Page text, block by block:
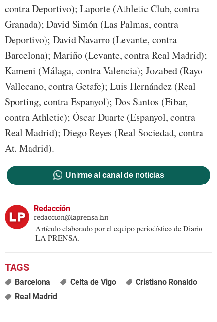
contra Deportivo); Laporte (Athletic Club, contra
Granada); David Simón (Las Palmas, contra
Deportivo); David Navarro (Levante, contra
Barcelona); Mariño (Levante, contra Real Madrid);
Kameni (Málaga, contra Valencia); Jozabed (Rayo
Vallecano, contra Getafe); Luis Hernández (Real
Sporting, contra Espanyol); Dos Santos (Eibar,
contra Athletic); Óscar Duarte (Espanyol, contra
Real Madrid); Diego Reyes (Real Sociedad, contra
At. Madrid).
Unirme al canal de noticias
Redacción
redaccion@laprensa.hn
Artículo elaborado por el equipo periodístico de Diario
LA PRENSA.
Barcelona Celta de Vigo
Cristiano Ronaldo
Real Madrid